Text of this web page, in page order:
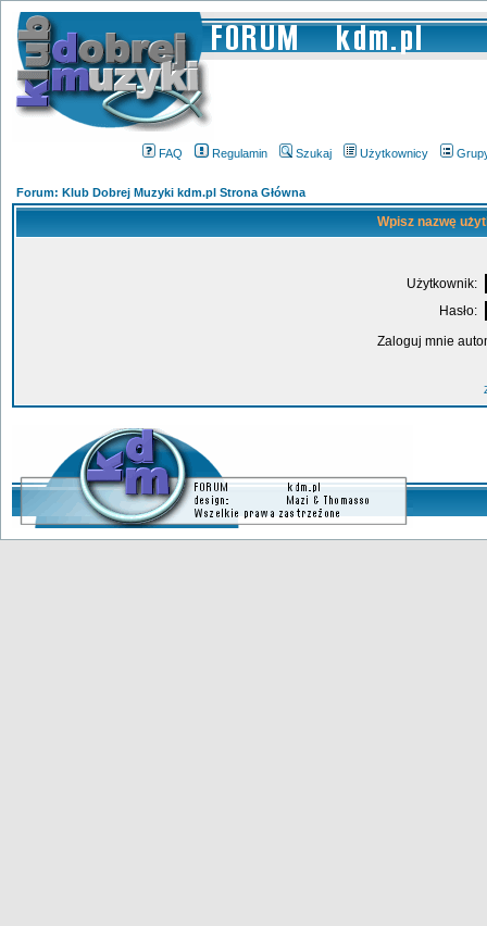
FAQ Regulamin Szukaj Użytkownicy
Forum: Klub Dobrej Muzyki kdm.pl Strona Główna
Wpisz nazwę
Użytkownik:
Hasło:
Zaloguj mnie